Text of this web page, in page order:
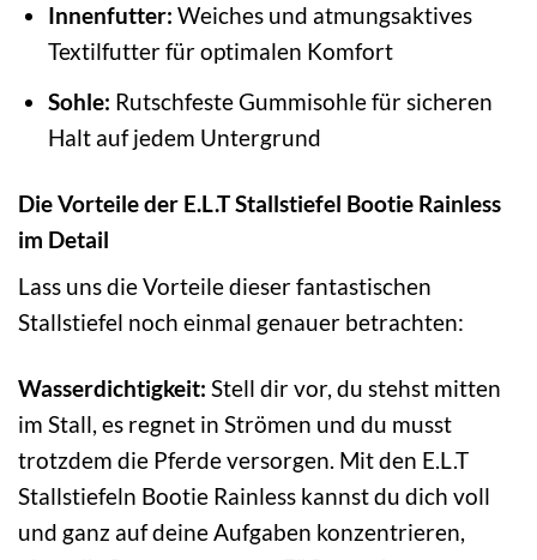
Innenfutter: Weiches und atmungsaktives
Textilfutter für optimalen Komfort
Sohle: Rutschfeste Gummisohle für sicheren
Halt auf jedem Untergrund
Die Vorteile der E.L.T Stallstiefel Bootie Rainless
im Detail
Lass uns die Vorteile dieser fantastischen
Stallstiefel noch einmal genauer betrachten:
Wasserdichtigkeit: Stell dir vor, du stehst mitten
im Stall, es regnet in Strömen und du musst
trotzdem die Pferde versorgen. Mit den E.L.T
Stallstiefeln Bootie Rainless kannst du dich voll
und ganz auf deine Aufgaben konzentrieren,